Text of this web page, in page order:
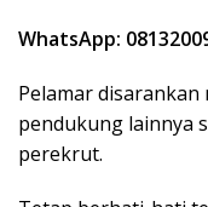
WhatsApp:
Pelamar disarankan
pendukung lainnya
perekrut.